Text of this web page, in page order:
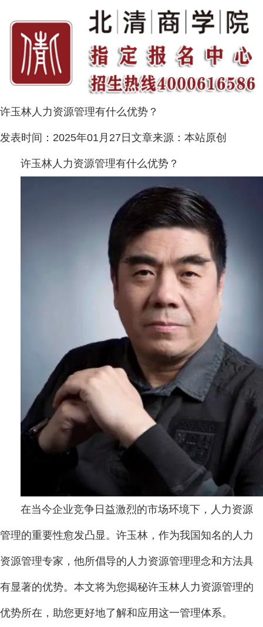
许玉林人力资源管理有什么优势？
发表时间： 2025年01月27日 文章来源： 本站原创
许玉林人力资源管理有什么优势？
在当今企业竞争日益激烈的市场环境下，人力资源
管理的重要性愈发凸显。许玉林，作为我国知名的人力
资源管理专家，他所倡导的人力资源管理理念和方法具
有显著的优势。本文将为您揭秘许玉林人力资源管理的
优势所在，助您更好地了解和应用这一管理体系。